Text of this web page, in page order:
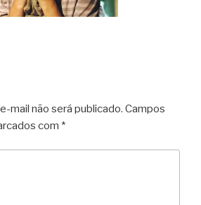
mail não será publicado. Campos
com *